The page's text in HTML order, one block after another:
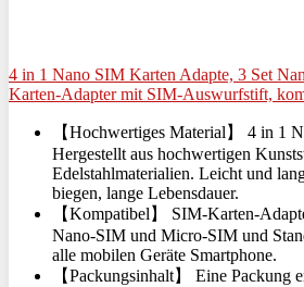
4 in 1 Nano SIM Karten Adapte, 3 Set
Karten-Adapter mit SIM-Auswurfstift,
【Hochwertiges Material】 4 in 1
Hergestellt aus hochwertigen
Edelstahlmaterialien. Leicht und
biegen, lange Lebensdauer.
【Kompatibel】 SIM-Karten-
Nano-SIM und Micro-SIM und
alle mobilen Geräte Smartphone.
【Packungsinhalt】 Eine Packung